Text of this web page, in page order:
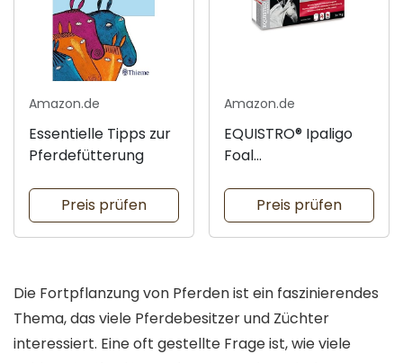
Amazon.de
Essentielle Tipps zur
Pferdefütterung
Preis prüfen
Amazon.de
EQUISTRO® Ipaligo
Foal
Preis prüfen
Die Fortpflanzung von Pferden ist ein faszinierendes
Thema, das viele Pferdebesitzer und Züchter
interessiert. Eine oft gestellte Frage ist, wie viele